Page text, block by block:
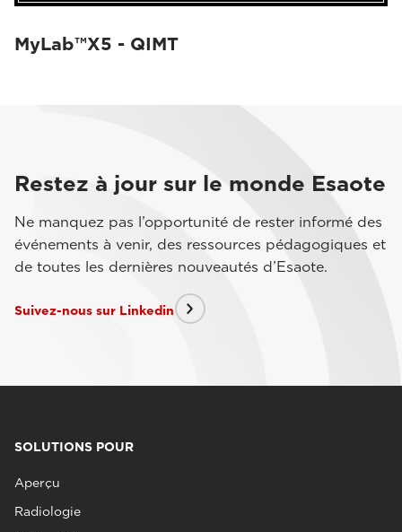
MyLab™X5 - QIMT
Restez à jour sur le monde Esaote
Ne manquez pas l’opportunité de rester informé des
événements à venir, des ressources pédagogiques et
de toutes les dernières nouveautés d’Esaote.
Suivez-nous sur Linkedin
SOLUTIONS POUR
Aperçu
Radiologie